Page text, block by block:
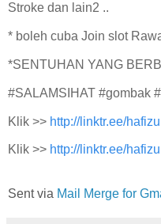
Stroke dan lain2 ..
* boleh cuba Join slot
*SENTUHAN YANG
#SALAMSIHAT #gombak
Klik >> http://linktr.ee/
Klik >> http://linktr.ee/
Sent via Mail Merge for